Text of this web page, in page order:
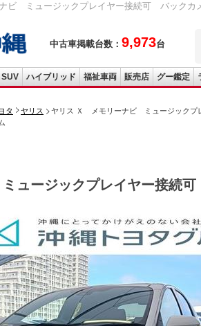
ビ ミュージックプレイヤー接続可 バックカ
中古車掲載台数： 9,973台
SUV ハイブリッド 福祉車両 販売店 グー鑑定
タ ヤリス
ヤリス Ｘ メモリーナビ ミュージックプ
ュージックプレイヤー接続